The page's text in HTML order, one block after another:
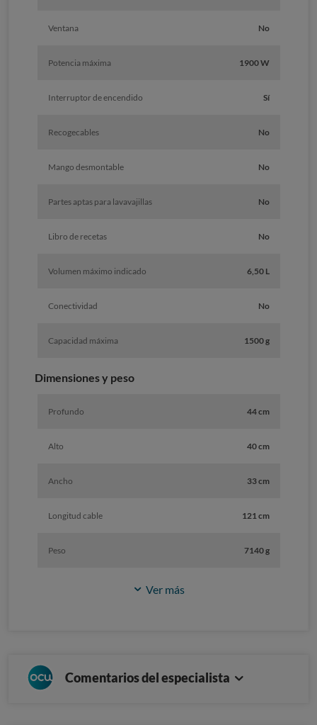
Ventana No
Potencia máxima 1900 W
Interruptor de encendido Sí
Recogecables No
Mango desmontable No
Partes aptas para lavavajillas No
Libro de recetas No
Volumen máximo indicado 6,50 L
Conectividad No
Capacidad máxima 1500 g
Dimensiones y peso
Profundo 44 cm
Alto 40 cm
Ancho 33 cm
Longitud cable 121 cm
Peso 7140 g
Ver más
Comentarios del especialista